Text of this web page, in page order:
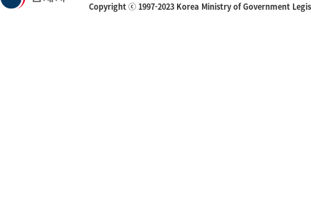
Copyright ⓒ 1997-2023 Korea Ministry of Government